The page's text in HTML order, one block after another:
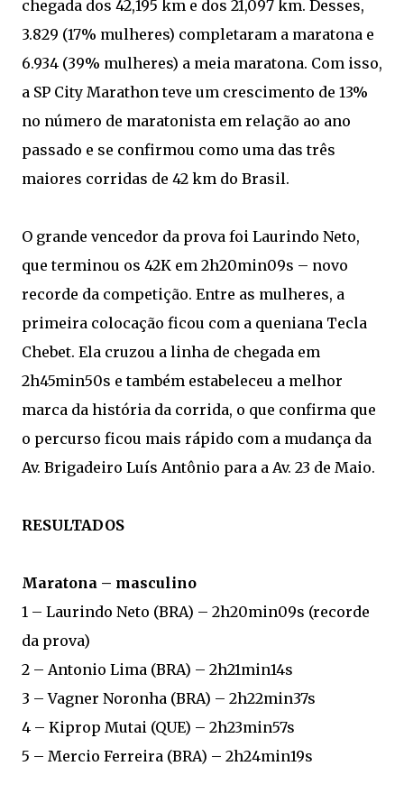
chegada dos 42,195 km e dos 21,097 km. Desses,
3.829 (17% mulheres) completaram a maratona e
6.934 (39% mulheres) a meia maratona. Com isso,
a SP City Marathon teve um crescimento de 13%
no número de maratonista em relação ao ano
passado e se confirmou como uma das três
maiores corridas de 42 km do Brasil.
O grande vencedor da prova foi Laurindo Neto,
que terminou os 42K em 2h20min09s – novo
recorde da competição. Entre as mulheres, a
primeira colocação ficou com a queniana Tecla
Chebet. Ela cruzou a linha de chegada em
2h45min50s e também estabeleceu a melhor
marca da história da corrida, o que confirma que
o percurso ficou mais rápido com a mudança da
Av. Brigadeiro Luís Antônio para a Av. 23 de Maio.
RESULTADOS
Maratona – masculino
1 – Laurindo Neto (BRA) – 2h20min09s (recorde
da prova)
2 – Antonio Lima (BRA) – 2h21min14s
3 – Vagner Noronha (BRA) – 2h22min37s
4 – Kiprop Mutai (QUE) – 2h23min57s
5 – Mercio Ferreira (BRA) – 2h24min19s